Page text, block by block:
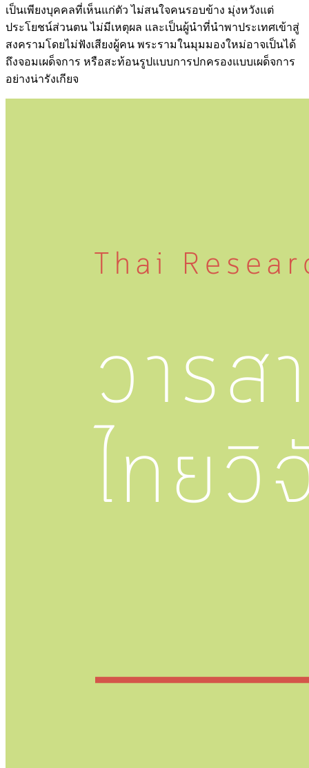
เป็นเพียงบุคคลที่เห็นแก่ตัว ไม่สนใจคนรอบข้าง มุ่งหวังแต่
ประโยชน์ส่วนตน ไม่มีเหตุผล และเป็นผู้นำที่นำพาประเทศเข้าสู่
สงครามโดยไม่ฟังเสียงผู้คน พระรามในมุมมองใหม่อาจเป็นได้
ถึงจอมเผด็จการ หรือสะท้อนรูปแบบการปกครองแบบเผด็จการ
อย่างน่ารังเกียจ